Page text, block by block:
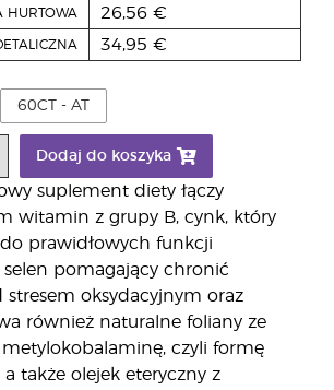
suplement diety łączy
witamin z grupy B, cynk, który
prawidłowych funkcji
pomagający chronić
stresem oksydacyjnym oraz
również naturalne foliany ze
czyli formę
także olejek eteryczny z
HURTOWA 26,56 €
34,95 €
60CT - AT
Dodaj do koszyka